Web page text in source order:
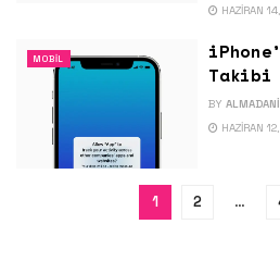
HAZIRAN
MOBIL
Takibi
BY
HAZIRAN
1 2 …